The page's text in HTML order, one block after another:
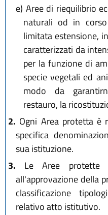
e) Aree di riequilibrio
naturali od in
limitata estensione,
caratterizzati da
per la funzione di
specie vegetali ed
modo da
restauro, la
2. Ogni Area protetta è
specifica
sua istituzione.
3. Le Aree protette
all'approvazione della
classificazione
relativo atto istitutivo.